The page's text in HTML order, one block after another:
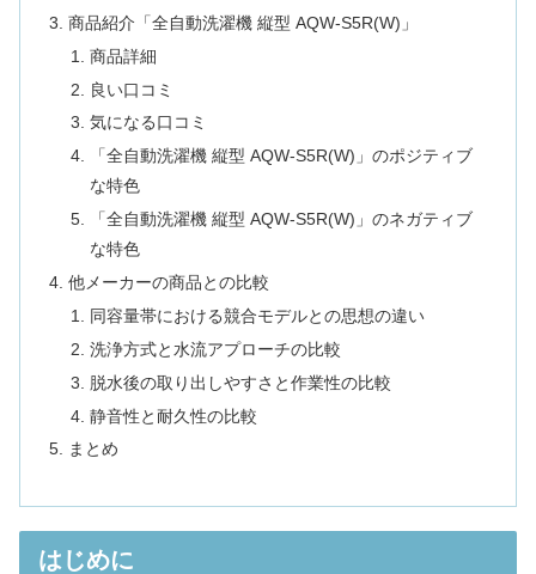
商品紹介「全自動洗濯機 縦型 AQW-S5R(W)」
商品詳細
良い口コミ
気になる口コミ
「全自動洗濯機 縦型 AQW-S5R(W)」のポジティブ
な特色
「全自動洗濯機 縦型 AQW-S5R(W)」のネガティブ
な特色
他メーカーの商品との比較
同容量帯における競合モデルとの思想の違い
洗浄方式と水流アプローチの比較
脱水後の取り出しやすさと作業性の比較
静音性と耐久性の比較
まとめ
はじめに